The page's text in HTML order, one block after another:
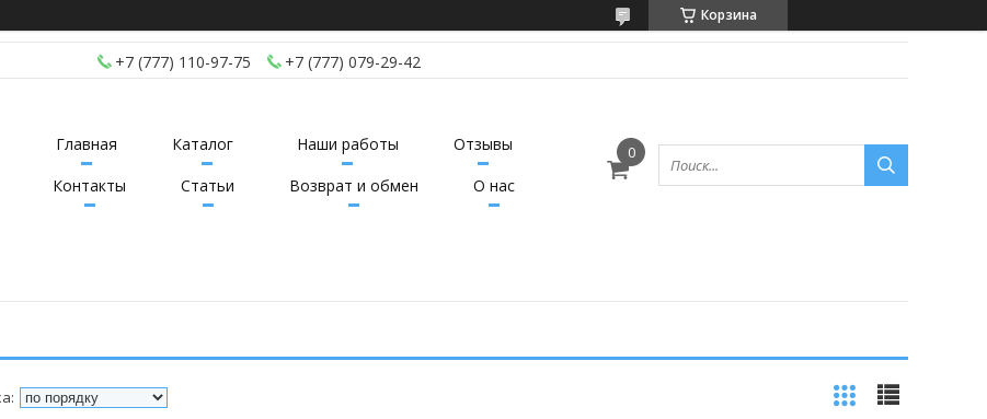
Корзина
+7 (777) 110-97-75 +7 (777) 079-29-42
Главная Каталог Наши работы
Отзывы
Контакты
Статьи Возврат и обмен О нас